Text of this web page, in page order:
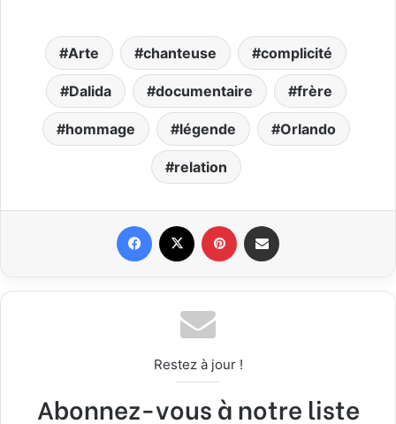
Arte chanteuse complicité
Dalida documentaire frère
hommage légende Orlando
relation
Restez à jour !
Abonnez-vous à notre liste